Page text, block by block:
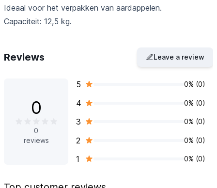
Ideaal voor het verpakken van aardappelen.
Capaciteit: 12,5 kg.
Reviews Leave a review
0
0
reviews
5 0% (0)
4 0% (0)
3 0% (0)
2 0% (0)
1 0% (0)